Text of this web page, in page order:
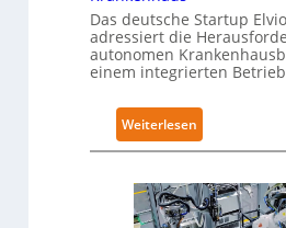
Z
e
r
i
f
z
i
c
s
e
r
w
i
e
r
Das deutsche Startup
adressiert die
autonomen
einem integrierten
Weiterlesen
A
t
o